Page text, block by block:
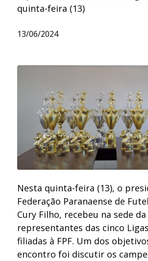
quinta-feira (13)
13/06/2024
Nesta quinta-feira (13), o
Federação Paranaense de
Cury Filho, recebeu na sede
representantes das cinco
filiadas à FPF. Um dos
encontro foi discutir os